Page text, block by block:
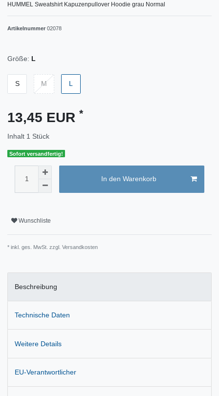
HUMMEL Sweatshirt Kapuzenpullover Hoodie grau Normal
Artikelnummer 02078
Größe: L
S M L
13,45 EUR *
Inhalt 1 Stück
Sofort versandfertig!
In den Warenkorb
Wunschliste
* inkl. ges. MwSt. zzgl. Versandkosten
Beschreibung
Technische Daten
Weitere Details
EU-Verantwortlicher